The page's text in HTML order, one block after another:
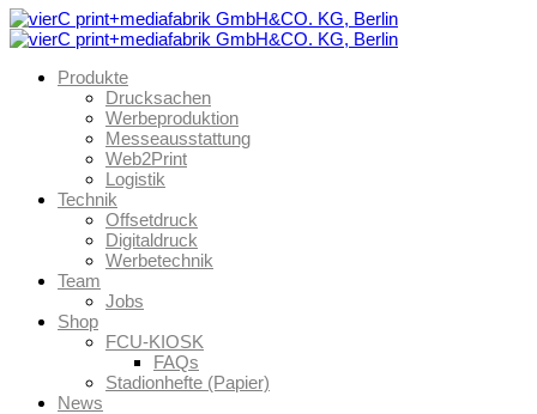
Produkte
Drucksachen
Werbeproduktion
Messeausstattung
Web2Print
Logistik
Technik
Offsetdruck
Digitaldruck
Werbetechnik
Team
Jobs
Shop
FCU-KIOSK
FAQs
Stadionhefte (Papier)
News